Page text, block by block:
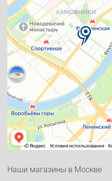
Наши магазины в Москве